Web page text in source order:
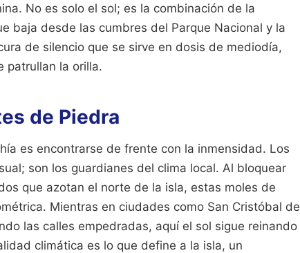
No es solo el sol; es la combinación de la
baja desde las cumbres del Parque Nacional y la
de silencio que se sirve en dosis de mediodía,
patrullan la orilla.
de Piedra
es encontrarse de frente con la inmensidad. Los
son los guardianes del clima local. Al bloquear
que azotan el norte de la isla, estas moles de
Mientras en ciudades como San Cristóbal de
las calles empedradas, aquí el sol sigue reinando
climática es lo que define a la isla, un